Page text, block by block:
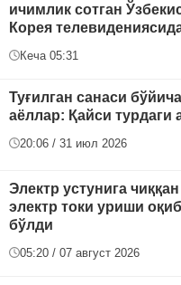
ичимлик сотган
Корея
Кеча 05:31
Туғилган санаси
аёллар: Қайси турдаги
20:06 / 31 июл 2026
Электр устунига
электр токи уриши
бўлди
05:20 / 07 август 2026